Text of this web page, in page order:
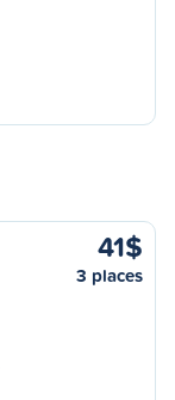
41$
3 places